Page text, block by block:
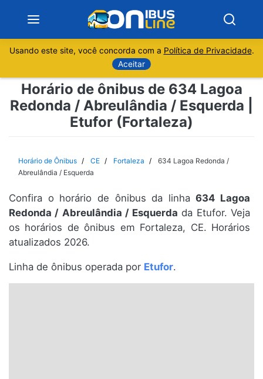
Sobre
Minas Gerais
Espírito Santo
Paraná
Santa Catarina
Usando este site, você concorda com a Política de Privacidade.
Aceitar
Horário de ônibus de 634 Lagoa
Redonda / Abreulândia / Esquerda |
Etufor (Fortaleza)
Horário de Ônibus CE Fortaleza
634 Lagoa Redonda /
Abreulândia / Esquerda
Confira o horário de ônibus da linha634 Lagoa
Redonda / Abreulândia / Esquerda da Etufor. Veja
os horários de ônibus em Fortaleza, CE. Horários
atualizados 2026.
Linha de ônibus operada por Etufor.